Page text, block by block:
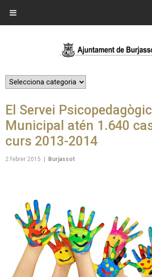
El Servei Psicopedagògic
Municipal atén 1.640
curs 2013-2014
2 febrer 2015 Burjassot